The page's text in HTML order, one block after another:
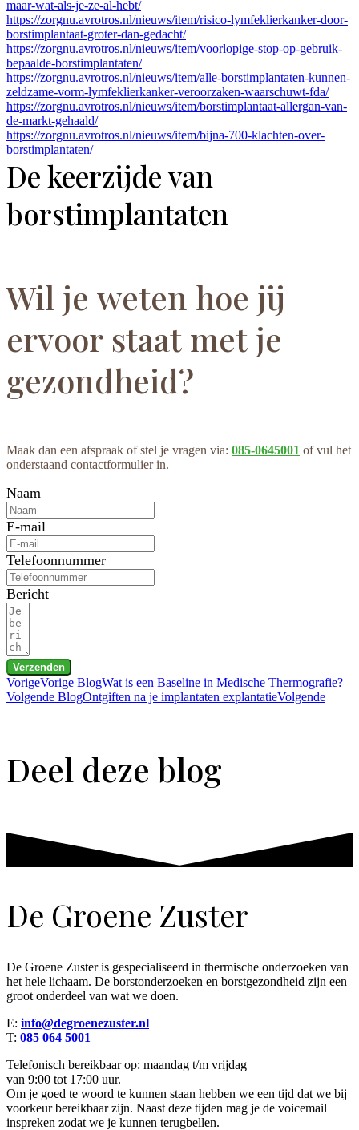
maar-wat-als-je-ze-al-hebt/
https://zorgnu.avrotros.nl/nieuws/item/risico-lymfeklierkanker-door-
borstimplantaat-groter-dan-gedacht/
https://zorgnu.avrotros.nl/nieuws/item/voorlopige-stop-op-gebruik-
bepaalde-borstimplantaten/
https://zorgnu.avrotros.nl/nieuws/item/alle-borstimplantaten-kunnen-
zeldzame-vorm-lymfeklierkanker-veroorzaken-waarschuwt-fda/
https://zorgnu.avrotros.nl/nieuws/item/borstimplantaat-allergan-van-
de-markt-gehaald/
https://zorgnu.avrotros.nl/nieuws/item/bijna-700-klachten-over-
borstimplantaten/
De keerzijde van
borstimplantaten
Wil je weten hoe jij
ervoor staat met je
gezondheid?
Maak dan een afspraak of stel je vragen via: 085-0645001 of vul het
onderstaand contactformulier in.
Naam
E-mail
Telefoonnummer
Bericht
Verzenden
VorigeVorige BlogWat is een Baseline in Medische Thermografie?
Volgende BlogOntgiften na je implantaten explantatieVolgende
Deel deze blog
De Groene Zuster
De Groene Zuster is gespecialiseerd in thermische onderzoeken van
het hele lichaam. De borstonderzoeken en borstgezondheid zijn een
groot onderdeel van wat we doen.
E: info@degroenezuster.nl
T: 085 064 5001
Telefonisch bereikbaar op: maandag t/m vrijdag
van 9:00 tot 17:00 uur.
Om je goed te woord te kunnen staan hebben we een tijd dat we bij
voorkeur bereikbaar zijn. Naast deze tijden mag je de voicemail
inspreken zodat we je kunnen terugbellen.